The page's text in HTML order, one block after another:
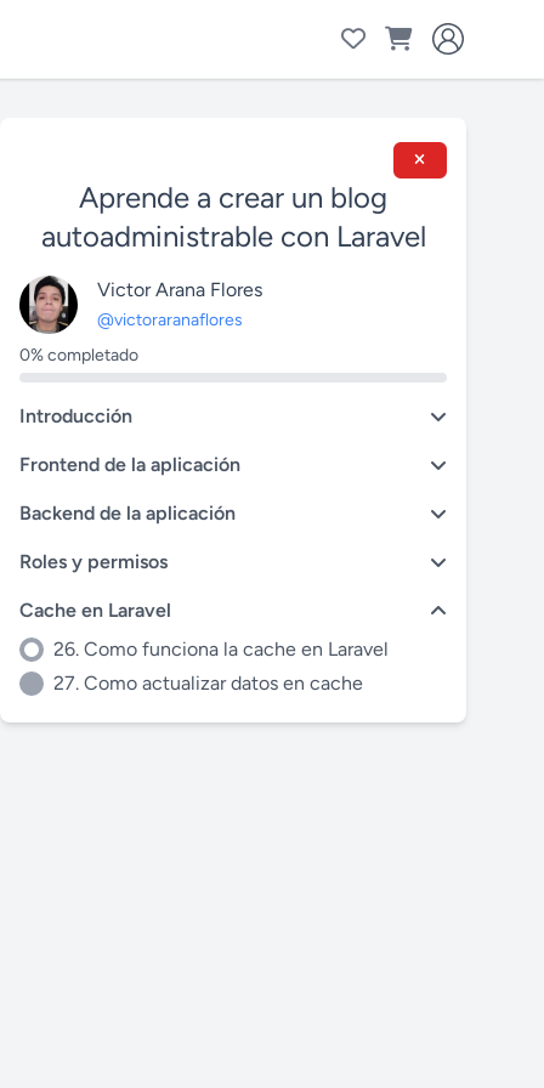
Aprende a crear un blog
autoadministrable con Laravel
Victor Arana Flores
@victoraranaflores
0% completado
Introducción
Frontend de la aplicación
Backend de la aplicación
Roles y permisos
Cache en Laravel
26. Como funciona la cache en Laravel
27. Como actualizar datos en cache